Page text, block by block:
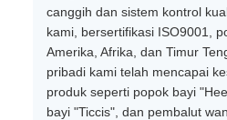
canggih dan sistem kontrol
kami, bersertifikasi ISO9001,
Amerika, Afrika, dan Timur
pribadi kami telah mencapai
produk seperti popok bayi
bayi "Ticcis", dan pembalut